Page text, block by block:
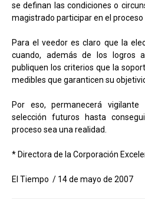
se definan las condiciones o
magistrado participar en el proceso
Para el veedor es claro que la
cuando, además de los logros
publiquen los criterios que la
medibles que garanticen su
Por eso, permanecerá
selección futuros hasta
proceso sea una realidad.
* Directora de la Corporación
El Tiempo / 14 de mayo de 2007